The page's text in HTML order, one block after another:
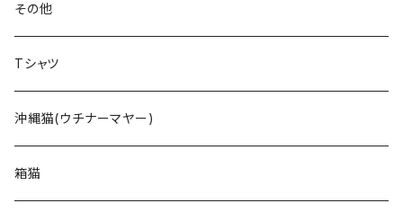
その他
Tシャツ
沖縄猫(ウチナーマヤー)
箱猫